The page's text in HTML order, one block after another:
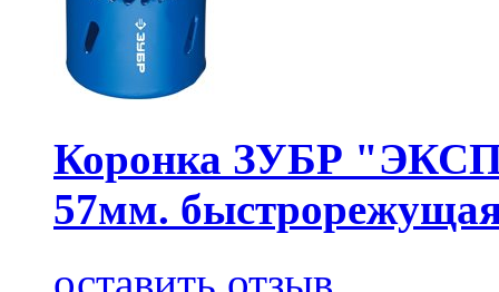
Коронка ЗУБР
57мм.